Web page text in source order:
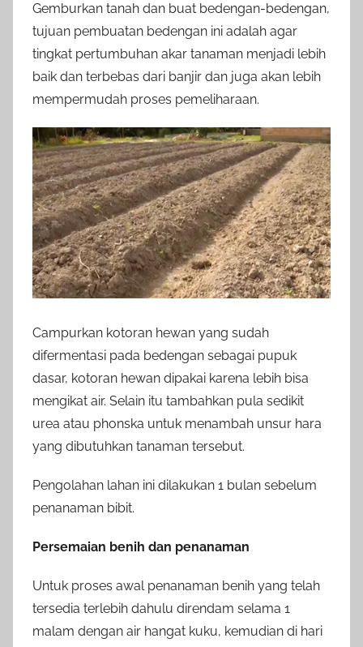
Gemburkan tanah dan buat bedengan-bedengan,
tujuan pembuatan bedengan ini adalah agar
tingkat pertumbuhan akar tanaman menjadi lebih
baik dan terbebas dari banjir dan juga akan lebih
mempermudah proses pemeliharaan.
Campurkan kotoran hewan yang sudah
difermentasi pada bedengan sebagai pupuk
dasar, kotoran hewan dipakai karena lebih bisa
mengikat air. Selain itu tambahkan pula sedikit
urea atau phonska untuk menambah unsur hara
yang dibutuhkan tanaman tersebut.
Pengolahan lahan ini dilakukan 1 bulan sebelum
penanaman bibit.
Persemaian benih dan penanaman
Untuk proses awal penanaman benih yang telah
tersedia terlebih dahulu direndam selama 1
malam dengan air hangat kuku, kemudian di hari